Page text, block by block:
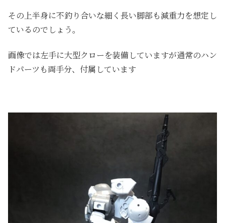
その上半身に不釣り合いな細く長い脚部も減重力を想定し
ているのでしょう。
画像では左手に大型クローを装備していますが通常のハン
ドパーツも両手分、付属しています